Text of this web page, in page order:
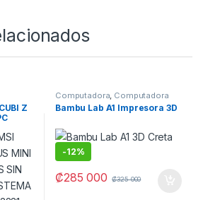
Z
024
Computadora Computadora
CRETA Computadoras
COMPUTADORAS, Impresión,
Bambu Lab A1 Impresora 3D
-12%
₡285 000 ₡325 000